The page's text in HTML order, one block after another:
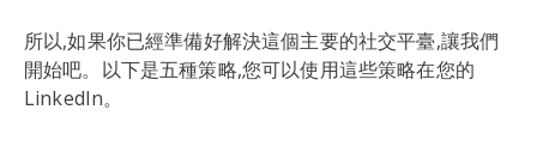
所以,如果你已經準備好解決這個主要的社交平臺,讓我們
開始吧。以下是五種策略,您可以使用這些策略在您的
LinkedIn。